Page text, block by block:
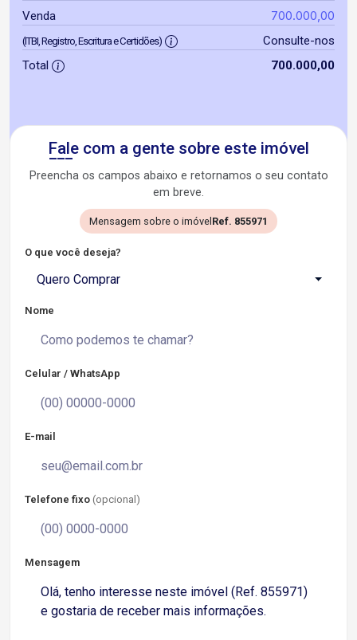
Venda 700.000,00
(ITBI, Registro, Escritura e Certidões)
Consulte-nos
Total
700.000,00
Fale com a gente sobre este imóvel
Preencha os campos abaixo e retornamos o seu contato
em breve.
Mensagem sobre o imóvel Ref. 855971
O que você deseja?
Quero Comprar
Nome
Celular / WhatsApp
E-mail
Telefone fixo (opcional)
Mensagem